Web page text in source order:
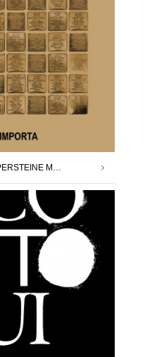
CADA NOMBRE IMPORTA | STOLPERSTEINE MADRID X DAVID CÁRDENAS | 12.09.25 – 11.10.25